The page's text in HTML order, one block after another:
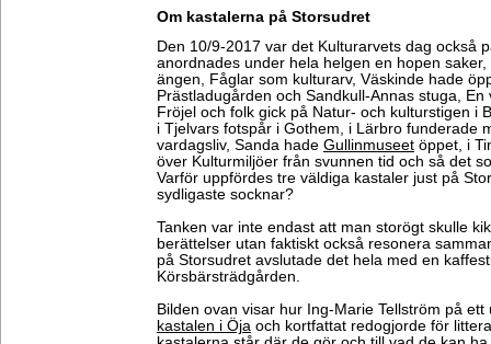
Om kastalerna på Storsudret
Den 10/9-2017 var det Kulturarvets dag också
anordnades under hela helgen en hopen
ängen, Fåglar som kulturarv, Väskinde hade
Prästladugården och Sandkull-Annas stuga,
Fröjel och folk gick på Natur- och kulturstigen i
i Tjelvars fotspår i Gothem, i Lärbro funderade
vardagsliv, Sanda hade Gullinmuseet öppet, i
över Kulturmiljöer från svunnen tid och så det
Varför uppfördes tre väldiga kastaler just på
sydligaste socknar?
Tanken var inte endast att man storögt skulle
berättelser utan faktiskt också resonera
på Storsudret avslutade det hela med en
Körsbärsträdgården.
Bilden ovan visar hur Ing-Marie Tellström på
kastalen i Öja och kortfattat redogjorde för